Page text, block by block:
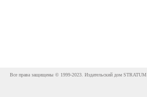
Все права защищены © 1999-2023. Издательский дом STRATUM